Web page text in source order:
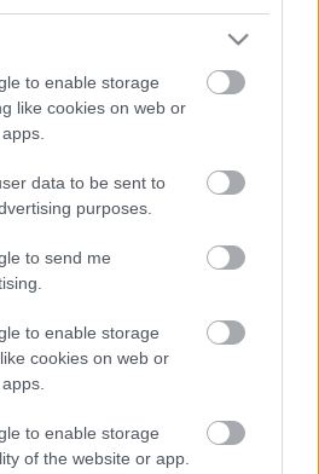
to enable storage
like cookies on web or
data to be sent to
purposes.
to send me
to enable storage
cookies on web or
to enable storage
of the website or app.
jó, hogy vége a télnek, mert én